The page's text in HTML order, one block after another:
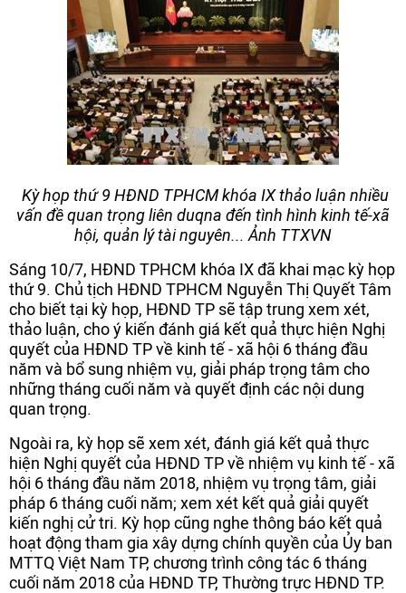
Kỳ họp thứ 9 HĐND TPHCM khóa IX thảo luận nhiều
vấn đề quan trọng liên duqna đến tình hình kinh tế-xã
hội, quản lý tài nguyên... Ảnh TTXVN
Sáng 10/7, HĐND TPHCM khóa IX đã khai mạc kỳ họp
thứ 9. Chủ tịch HĐND TPHCM Nguyễn Thị Quyết Tâm
cho biết tại kỳ họp, HĐND TP sẽ tập trung xem xét,
thảo luận, cho ý kiến đánh giá kết quả thực hiện Nghị
quyết của HĐND TP về kinh tế - xã hội 6 tháng đầu
năm và bổ sung nhiệm vụ, giải pháp trọng tâm cho
những tháng cuối năm và quyết định các nội dung
quan trọng.
Ngoài ra, kỳ họp sẽ xem xét, đánh giá kết quả thực
hiện Nghị quyết của HĐND TP về nhiệm vụ kinh tế - xã
hội 6 tháng đầu năm 2018, nhiệm vụ trọng tâm, giải
pháp 6 tháng cuối năm; xem xét kết quả giải quyết
kiến nghị cử tri. Kỳ họp cũng nghe thông báo kết quả
hoạt động tham gia xây dựng chính quyền của Ủy ban
MTTQ Việt Nam TP, chương trình công tác 6 tháng
cuối năm 2018 của HĐND TP, Thường trực HĐND TP.